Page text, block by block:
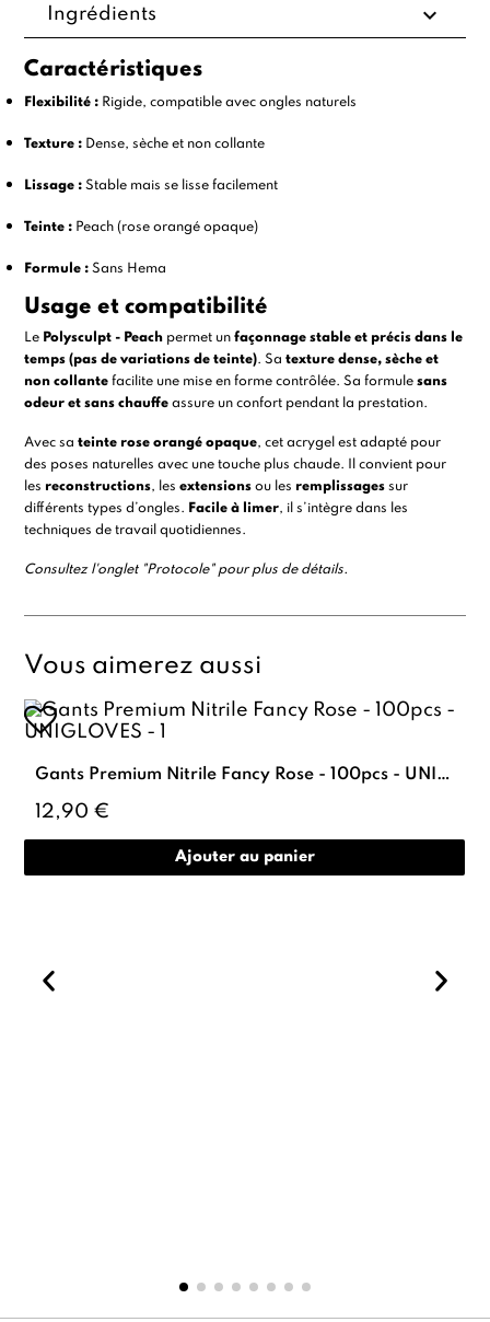
Ingrédients expand_more
Caractéristiques
Flexibilité : Rigide, compatible avec ongles naturels
Texture : Dense, sèche et non collante
Lissage : Stable mais se lisse facilement
Teinte : Peach (rose orangé opaque)
Formule : Sans Hema
Usage et compatibilité
Le Polysculpt - Peach permet unfaçonnage stable et précis dans le
temps (pas de variations de teinte). Satexture dense, sèche et
non collante facilite une mise en forme contrôlée. Sa formulesans
odeur et sans chauffe assure un confort pendant la prestation.
Avec sateinte rose orangé opaque, cet acrygel est adapté pour
des poses naturelles avec une touche plus chaude. Il convient pour
les reconstructions, lesextensions ou les remplissages sur
différents types d’ongles. Facile à limer, il s’intègre dans les
techniques de travail quotidiennes.
Consultez l'onglet "Protocole" pour plus de détails.
Vous aimerez aussi
Gants Premium Nitrile Fancy Rose - 100pcs - UNIGLOVES
12,90 €
Ajouter au panier